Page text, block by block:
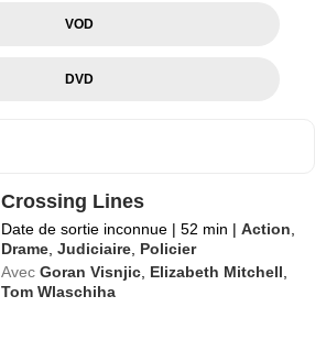
VOD
DVD
Crossing Lines
Date de sortie inconnue | 52 min | Action
Drame ,Judiciaire Policier
Avec Goran Visnjic Elizabeth Mitchell
Tom Wlaschiha